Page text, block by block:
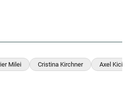
Milei Cristina Kirchner Axel